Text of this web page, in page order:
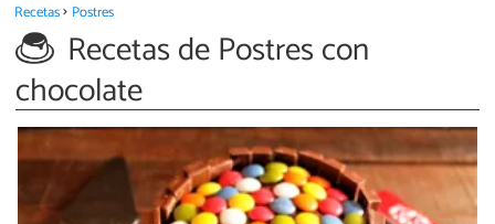
Recetas Postres
Recetas de Postres con
chocolate